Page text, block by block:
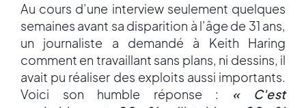
Au cours d’une interview seulement quelques
semaines avant sa disparition à l’âge de 31 ans,
un journaliste a demandé à Keith Haring
comment en travaillant sans plans, ni dessins, il
avait pu réaliser des exploits aussi importants.
Voici son humble réponse : « C'est